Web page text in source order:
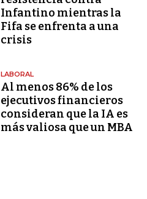
Infantino mientras la
Fifa se enfrenta a una
crisis
LABORAL
Al menos 86% de los
ejecutivos financieros
consideran que la IA es
más valiosa que un MBA